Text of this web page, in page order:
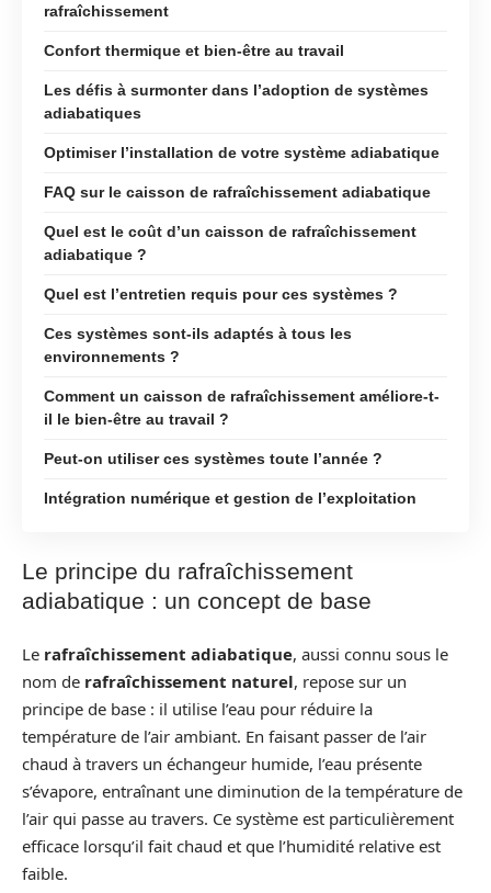
rafraîchissement
Confort thermique et bien-être au travail
Les défis à surmonter dans l’adoption de systèmes
adiabatiques
Optimiser l’installation de votre système adiabatique
FAQ sur le caisson de rafraîchissement adiabatique
Quel est le coût d’un caisson de rafraîchissement
adiabatique ?
Quel est l’entretien requis pour ces systèmes ?
Ces systèmes sont-ils adaptés à tous les
environnements ?
Comment un caisson de rafraîchissement améliore-t-
il le bien-être au travail ?
Peut-on utiliser ces systèmes toute l’année ?
Intégration numérique et gestion de l’exploitation
Le principe du rafraîchissement
adiabatique : un concept de base
Le rafraîchissement adiabatique, aussi connu sous le
nom de rafraîchissement naturel, repose sur un
principe de base : il utilise l’eau pour réduire la
température de l’air ambiant. En faisant passer de l’air
chaud à travers un échangeur humide, l’eau présente
s’évapore, entraînant une diminution de la température de
l’air qui passe au travers. Ce système est particulièrement
efficace lorsqu’il fait chaud et que l’humidité relative est
faible.